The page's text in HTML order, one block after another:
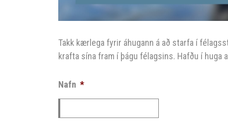
Takk kærlega fyrir áhugann á að starfa í
krafta sína fram í þágu félagsins. Hafðu í huga
Nafn *